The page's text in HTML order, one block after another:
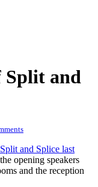
Split and
and Splice last
opening speakers
and the reception